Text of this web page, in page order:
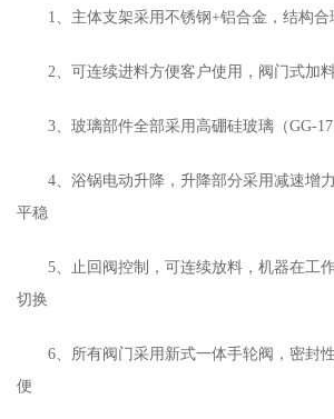
1、主体支架采用不锈钢+铝合金，结构合
2、可连续进料方便客户使用，阀门式加
3、玻璃部件全部采用高硼硅玻璃（GG-17
4、浴锅电动升降，升降部分采用减速增
平稳
5、止回阀控制，可连续放料，机器在工
切换
6、所有阀门采用新式一体手轮阀，密封
便